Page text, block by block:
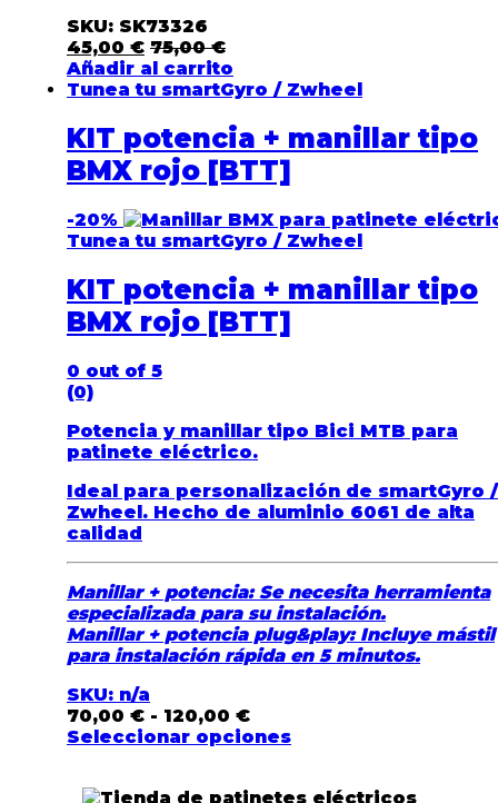
SKU: SK73326
45,00 € 75,00€
Añadir al carrito
Tunea tu smartGyro / Zwheel
KIT potencia + manillar tipo
BMX rojo [BTT]
-20%
Tunea tu smartGyro / Zwheel
KIT potencia + manillar tipo
BMX rojo [BTT]
0 out of 5
(0)
Potencia y manillar tipo Bici MTB para
patinete eléctrico.
Ideal para personalización de smartGyro /
Zwheel. Hecho de aluminio 6061 de alta
calidad
Manillar + potencia: Se necesita herramienta
especializada para su instalación.
Manillar + potencia plug&play: Incluye mástil
para instalación rápida en 5 minutos.
SKU: n/a
70,00 € - 120,00 €
Seleccionar opciones